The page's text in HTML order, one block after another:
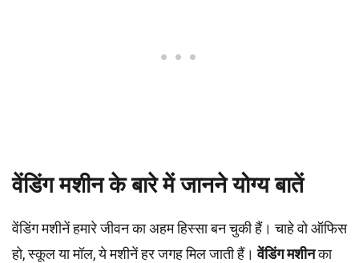
वेंडिंग मशीन के बारे में जानने योग्य बातें
वेंडिंग मशीनें हमारे जीवन का अहम हिस्सा बन चुकी हैं। चाहे वो ऑफिस
हो, स्कूल या मॉल, ये मशीनें हर जगह मिल जाती हैं।वेंडिंग मशीनका